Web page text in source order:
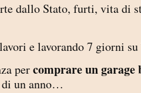
dallo Stato, furti, vita di
e lavorando 7 giorni su
percomprare un
di un anno…